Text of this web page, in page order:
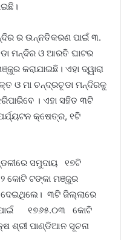
ର ଉନ୍ନତିକରଣ ପାଇଁ ୩.
ମନ୍ଦିର ଓ ଆରତି ଘାଟର
କରାଯାଇଛି। ଏହା ଦ୍ୱାରା
ଓ ମା ଚନ୍ଦ୍ରଚୂଡା ମନ୍ଦିରକୁ
। ଏହା ସହିତ ୩ଟି
କ୍ଷେତ୍ର, ୧ଟି
ସମୁଦାୟ ୧୭ଟି
କୋଟି ଟଙ୍କା ମଞ୍ଜୁର
ଦେଇଥିଲେ। ୩ଟି ଜିଲ୍ଲାରେ
ପାଇଁ ୧୭୬୫.୦୩ କୋଟି
ଶ୍ରୀ ପାଣ୍ଡିଆନ ସୂଚନା